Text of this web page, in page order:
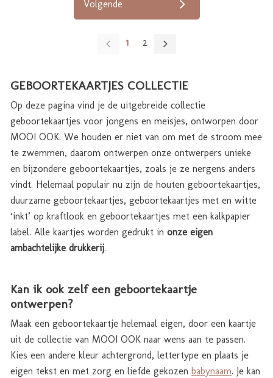
Volgende
1 2
GEBOORTEKAARTJES COLLECTIE
Op deze pagina vind je de uitgebreide collectie
geboortekaartjes voor jongens en meisjes, ontworpen door
MOOI OOK. We houden er niet van om met de stroom mee
te zwemmen, daarom ontwerpen onze ontwerpers unieke
en bijzondere geboortekaartjes, zoals je ze nergens anders
vindt. Helemaal populair nu zijn de houten geboortekaartjes,
duurzame geboortekaartjes, geboortekaartjes met en witte
‘inkt’ op kraftlook en geboortekaartjes met een kalkpapier
label. Alle kaartjes worden gedrukt in onze eigen
ambachtelijke drukkerij.
Kan ik ook zelf een geboortekaartje
ontwerpen?
Maak een geboortekaartje helemaal eigen, door een kaartje
uit de collectie van MOOI OOK naar wens aan te passen.
Kies een andere kleur achtergrond, lettertype en plaats je
eigen tekst en met zorg en liefde gekozen babynaam. Je kan